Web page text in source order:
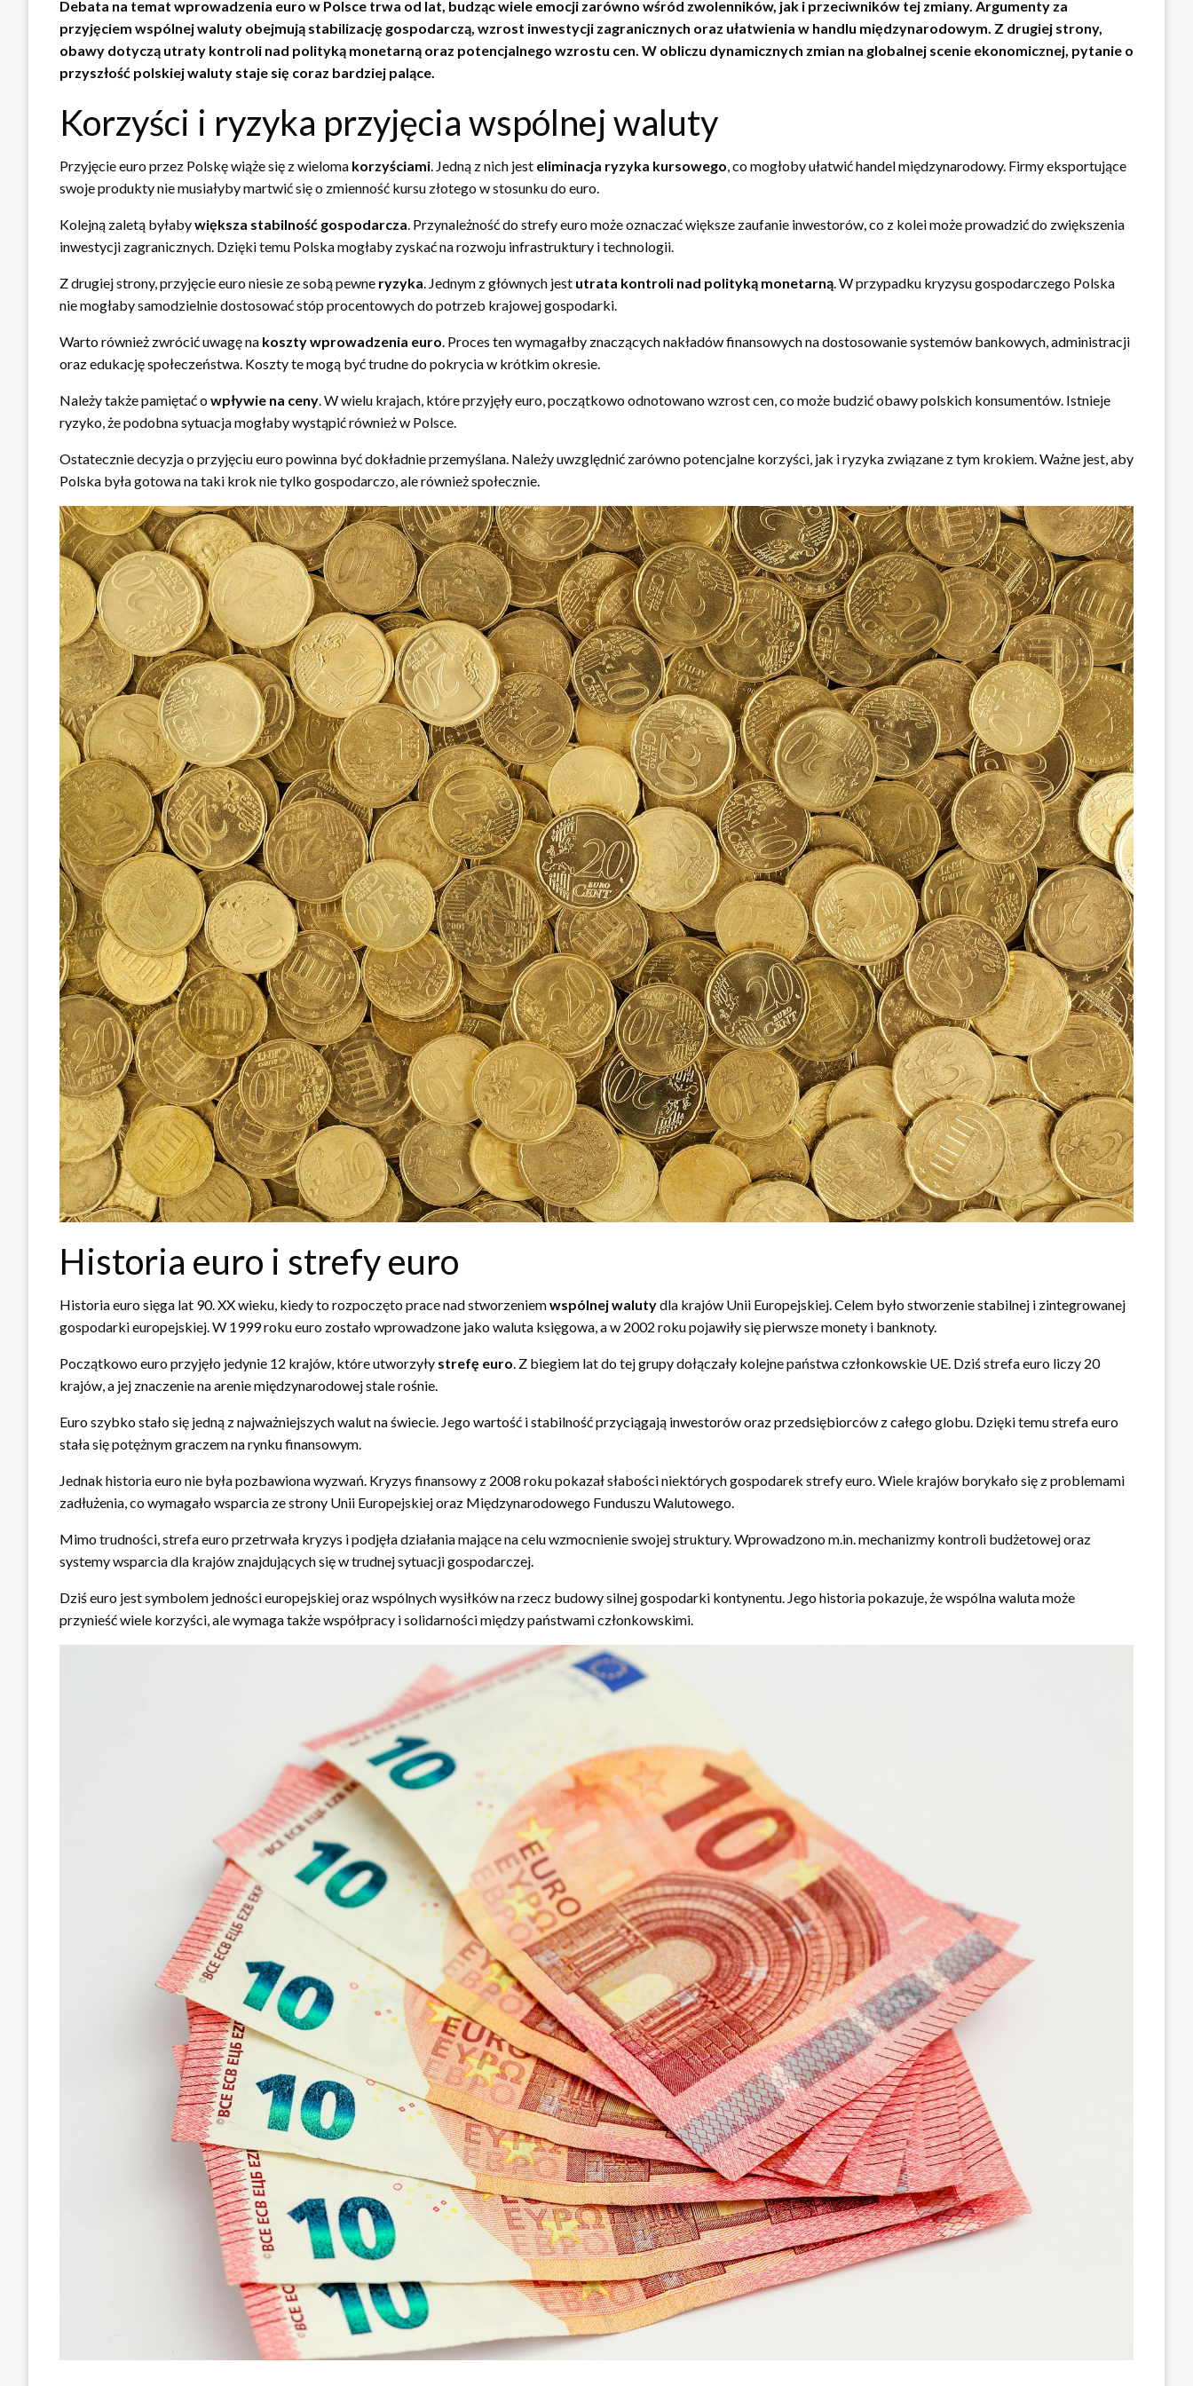
Debata na temat wprowadzenia euro w Polsce trwa od lat, budząc wiele emocji zarówno wśród zwolenników, jak i przeciwników tej zmiany. Argumenty za
przyjęciem wspólnej waluty obejmują stabilizację gospodarczą, wzrost inwestycji zagranicznych oraz ułatwienia w handlu międzynarodowym. Z drugiej strony,
obawy dotyczą utraty kontroli nad polityką monetarną oraz potencjalnego wzrostu cen. W obliczu dynamicznych zmian na globalnej scenie ekonomicznej, pytanie o
przyszłość polskiej waluty staje się coraz bardziej palące.
Korzyści i ryzyka przyjęcia wspólnej waluty
Przyjęcie euro przez Polskę wiąże się z wieloma korzyściami. Jedną z nich jest eliminacja ryzyka kursowego, co mogłoby ułatwić handel międzynarodowy. Firmy eksportujące
swoje produkty nie musiałyby martwić się o zmienność kursu złotego w stosunku do euro.
Kolejną zaletą byłabywiększa stabilność gospodarcza. Przynależność do strefy euro może oznaczać większe zaufanie inwestorów, co z kolei może prowadzić do zwiększenia
inwestycji zagranicznych. Dzięki temu Polska mogłaby zyskać na rozwoju infrastruktury i technologii.
Z drugiej strony, przyjęcie euro niesie ze sobą pewne ryzyka. Jednym z głównych jest utrata kontroli nad polityką monetarną. W przypadku kryzysu gospodarczego Polska
nie mogłaby samodzielnie dostosować stóp procentowych do potrzeb krajowej gospodarki.
Warto również zwrócić uwagę na koszty wprowadzenia euro. Proces ten wymagałby znaczących nakładów finansowych na dostosowanie systemów bankowych, administracji
oraz edukację społeczeństwa. Koszty te mogą być trudne do pokrycia w krótkim okresie.
Należy także pamiętać owpływie na ceny. W wielu krajach, które przyjęły euro, początkowo odnotowano wzrost cen, co może budzić obawy polskich konsumentów. Istnieje
ryzyko, że podobna sytuacja mogłaby wystąpić również w Polsce.
Ostatecznie decyzja o przyjęciu euro powinna być dokładnie przemyślana. Należy uwzględnić zarówno potencjalne korzyści, jak i ryzyka związane z tym krokiem. Ważne jest, aby
Polska była gotowa na taki krok nie tylko gospodarczo, ale również społecznie.
Historia euro i strefy euro
Historia euro sięga lat 90. XX wieku, kiedy to rozpoczęto prace nad stworzeniemwspólnej walutydla krajów Unii Europejskiej. Celem było stworzenie stabilnej i zintegrowanej
gospodarki europejskiej. W 1999 roku euro zostało wprowadzone jako waluta księgowa, a w 2002 roku pojawiły się pierwsze monety i banknoty.
Początkowo euro przyjęło jedynie 12 krajów, które utworzyły strefę euro. Z biegiem lat do tej grupy dołączały kolejne państwa członkowskie UE. Dziś strefa euro liczy 20
krajów, a jej znaczenie na arenie międzynarodowej stale rośnie.
Euro szybko stało się jedną z najważniejszych walut na świecie. Jego wartość i stabilność przyciągają inwestorów oraz przedsiębiorców z całego globu. Dzięki temu strefa euro
stała się potężnym graczem na rynku finansowym.
Jednak historia euro nie była pozbawiona wyzwań. Kryzys finansowy z 2008 roku pokazał słabości niektórych gospodarek strefy euro. Wiele krajów borykało się z problemami
zadłużenia, co wymagało wsparcia ze strony Unii Europejskiej oraz Międzynarodowego Funduszu Walutowego.
Mimo trudności, strefa euro przetrwała kryzys i podjęła działania mające na celu wzmocnienie swojej struktury. Wprowadzono m.in. mechanizmy kontroli budżetowej oraz
systemy wsparcia dla krajów znajdujących się w trudnej sytuacji gospodarczej.
Dziś euro jest symbolem jedności europejskiej oraz wspólnych wysiłków na rzecz budowy silnej gospodarki kontynentu. Jego historia pokazuje, że wspólna waluta może
przynieść wiele korzyści, ale wymaga także współpracy i solidarności między państwami członkowskimi.